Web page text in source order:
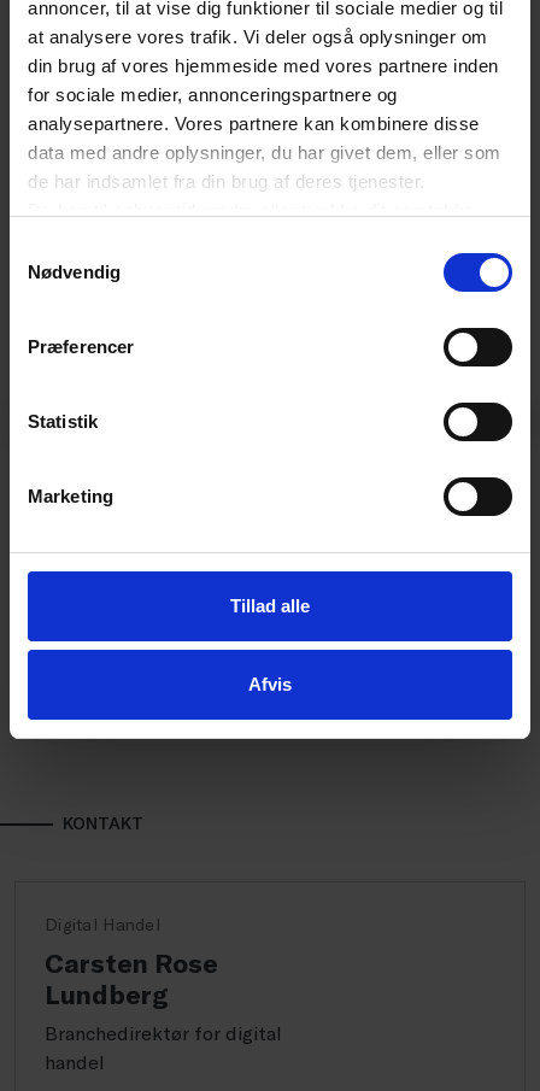
annoncer, til at vise dig funktioner til sociale medier og til
at analysere vores trafik. Vi deler også oplysninger om
din brug af vores hjemmeside med vores partnere inden
for sociale medier, annonceringspartnere og
analysepartnere. Vores partnere kan kombinere disse
data med andre oplysninger, du har givet dem, eller som
de har indsamlet fra din brug af deres tjenester.
hjørne på websitet.
Nødvendig
Præferencer
Statistik
Marketing
Tillad alle
Afvis
Forrige
Hvad gør det ved mennesket, når
Carsten Schmidt har med SkatePro været med til at
næsten tabt det hele igen. I dette særafsnit af E-
handel Indefra sætter han ord på, hvad det gør ved
KONTAKT
Digital Handel
Carsten Rose
Lundberg
Branchedirektør for digital
handel